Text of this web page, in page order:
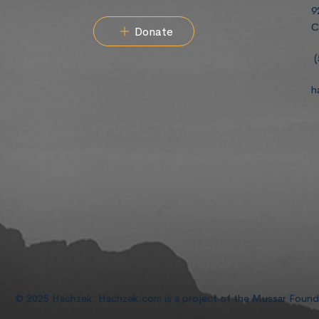
Donate
© 2025 Hachzek. Hachzek.com is a project of the Mussar